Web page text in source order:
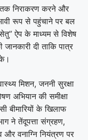
निराकरण करने और
रूप से पहुंचाने पर बल
सेतु” ऐप के माध्यम से विशेष
दी ताकि पात्र
मिशन, जननी सुरक्षा
अभियान की समीक्षा
बीमारियों के खिलाफ
ने तेंदूपत्ता संग्रहण,
और वनाग्नि नियंत्रण पर